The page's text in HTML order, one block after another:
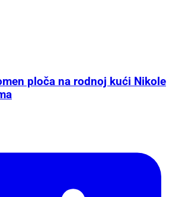
ploča na rodnoj kući Nikole